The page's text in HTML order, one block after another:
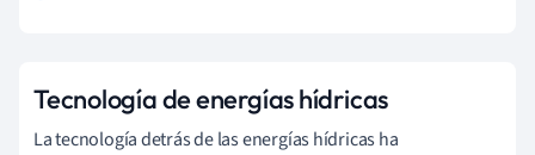
Tecnología de energías hídricas
La tecnología detrás de las energías hídricas ha